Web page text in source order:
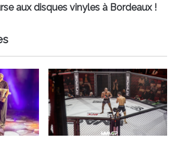
aux disques vinyles à Bordeaux !